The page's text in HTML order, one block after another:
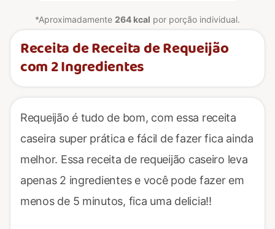
*Aproximadamente 264 kcal por porção individual.
Receita de Receita de Requeijão
com 2 Ingredientes
Requeijão é tudo de bom, com essa receita
caseira super prática e fácil de fazer fica ainda
melhor. Essa receita de requeijão caseiro leva
apenas 2 ingredientes e você pode fazer em
menos de 5 minutos, fica uma delicia!!